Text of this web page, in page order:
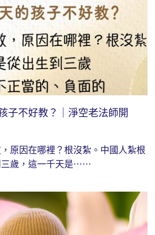
子不好教？｜淨空老法師開
原因在哪裡？根沒紮。中國人紮根
三歲，這一千天是⋯⋯